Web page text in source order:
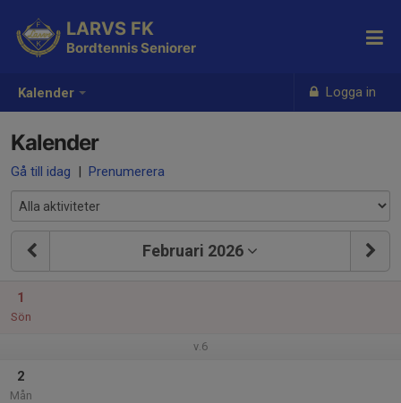
Kalender Logga in
LARVS FK
Bordtennis Seniorer
Kalender
Gå till idag | Prenumerera
Februari 2026
1
Sön
v.6
2
Mån